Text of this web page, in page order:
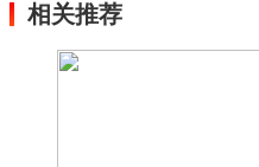
相关推荐